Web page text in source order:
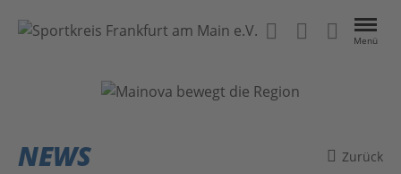
Menü
VEREINE
Zurück
NEWS